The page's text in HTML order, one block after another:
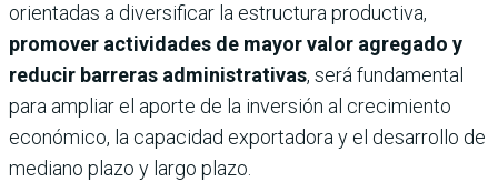
orientadas a diversificar la estructura productiva,
promover actividades de mayor valor agregado y
reducir barreras administrativas, será fundamental
para ampliar el aporte de la inversión al crecimiento
económico, la capacidad exportadora y el desarrollo de
mediano plazo y largo plazo.